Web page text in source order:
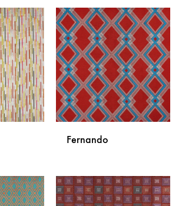
DODAJ
NA
LISTU
ŽELJA
NA
LISTU
ŽELJA
DODAJ
NA
Fernando
NA